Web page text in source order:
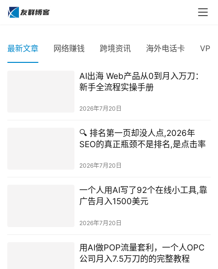
最新文章 网络赚钱 跨境资讯 海外电话卡 VPS
AI出海 Web产品从0到月入万刀：
新手全流程实操手册
2026年7月20日
🔍 排名第一页却没人点,2026年
SEO的真正瓶颈不是排名,是点击率
2026年7月20日
一个人用AI写了92个在线小工具,靠
广告月入1500美元
2026年7月20日
用AI做POP流量套利，一个人OPC
公司月入7.5万刀的的完整教程